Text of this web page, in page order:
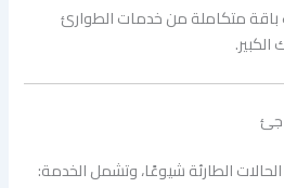
متكاملة من خدمات الطوارئ
الطارئة شيوعًا، وتشمل الخدمة: